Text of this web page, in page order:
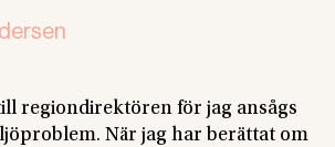
regiondirektören för jag ansågs
När jag har berättat om